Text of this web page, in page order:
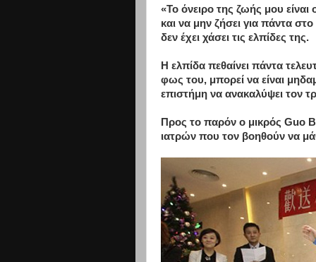
«Το όνειρο της ζωής μου
και να μην ζήσει για πάντα
δεν έχει χάσει τις ελπίδες της.
Η ελπίδα πεθαίνει πάντα
φως του, μπορεί να είναι
επιστήμη να ανακαλύψει τον
Προς το παρόν ο μικρός Guo
ιατρών που τον βοηθούν να